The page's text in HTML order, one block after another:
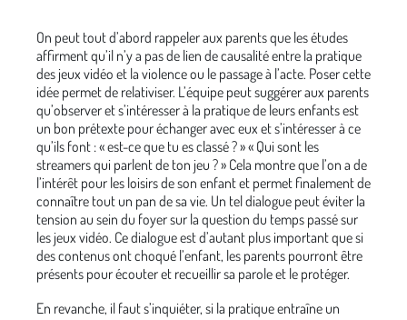
On peut tout d’abord rappeler aux parents que les études
affirment qu’il n’y a pas de lien de causalité entre la pratique
des jeux vidéo et la violence ou le passage à l’acte. Poser cette
idée permet de relativiser. L’équipe peut suggérer aux parents
qu’observer et s’intéresser à la pratique de leurs enfants est
un bon prétexte pour échanger avec eux et s’intéresser à ce
qu’ils font : « est-ce que tu es classé ? » « Qui sont les
streamers qui parlent de ton jeu ? » Cela montre que l’on a de
l’intérêt pour les loisirs de son enfant et permet finalement de
connaître tout un pan de sa vie. Un tel dialogue peut éviter la
tension au sein du foyer sur la question du temps passé sur
les jeux vidéo. Ce dialogue est d’autant plus important que si
des contenus ont choqué l’enfant, les parents pourront être
présents pour écouter et recueillir sa parole et le protéger.
En revanche, il faut s’inquiéter, si la pratique entraîne un